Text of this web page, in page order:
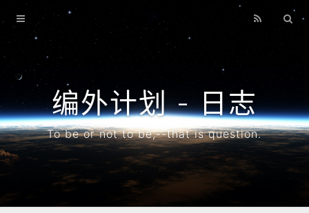
编外计划 - 日志
To be or not to be,--that is question.
首页
专题
归档